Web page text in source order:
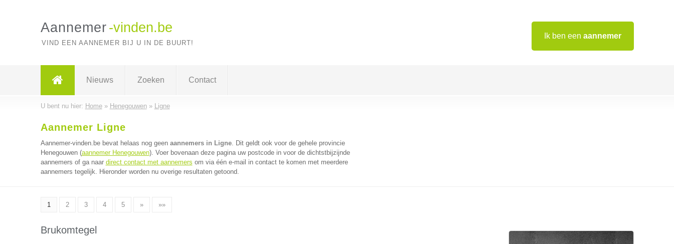
Ik ben een aannemer
Aannemer -vinden.be
VIND EEN AANNEMER BIJ U IN DE BUURT!
Nieuws Zoeken Contact
U bent nu hier: Home» Henegouwen» Ligne
Aannemer Ligne
Aannemer-vinden.be bevat helaas nog geen aannemers in Ligne. Dit geldt ook voor de gehele provincie
Henegouwen (aannemer Henegouwen). Voer bovenaan deze pagina uw postcode in voor de dichtstbijzijnde
aannemers of ga naar direct contact met aannemers om via één e-mail in contact te komen met meerdere
aannemers tegelijk. Hieronder worden nu overige resultaten getoond.
1 2 3 4 5 » »»
Brukomtegel